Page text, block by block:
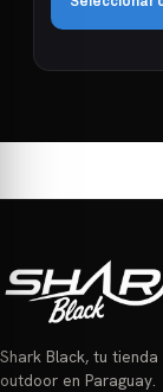
Este
múltiples
Las
pueden
elegir
Shark Black, tu
outdoor en Paraguay.